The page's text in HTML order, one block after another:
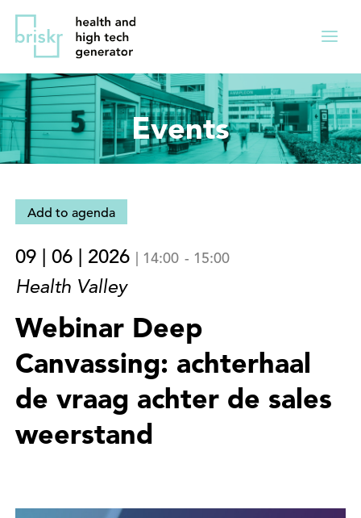
Overslaan
de
inhoud
gaan
Direct
naar
hoofdnavigatie
Menu
Events
Add to agenda
09 | 06 | 2026 | 14:00 - 15:00
Health Valley
Webinar Deep
Canvassing: achterhaal
de vraag achter de sales
weerstand